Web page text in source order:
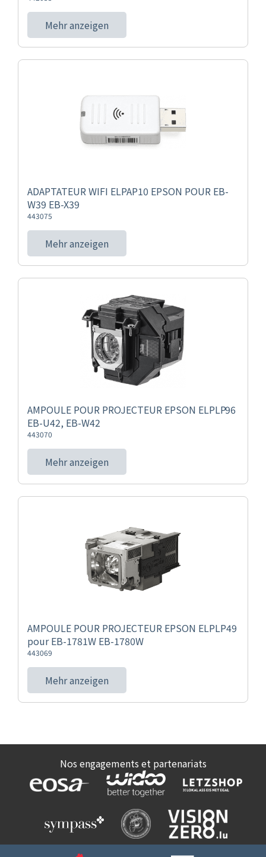
Mehr anzeigen
ADAPTATEUR WIFI ELPAP10 EPSON POUR EB-
W39 EB-X39
443075
Mehr anzeigen
AMPOULE POUR PROJECTEUR EPSON ELPLP96
EB-U42, EB-W42
443070
Mehr anzeigen
AMPOULE POUR PROJECTEUR EPSON ELPLP49
pour EB-1781W EB-1780W
443069
Mehr anzeigen
Nos engagements et partenariats